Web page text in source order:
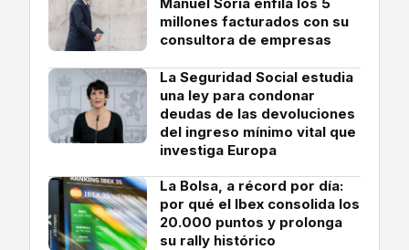
millones facturados con su
consultora de empresas
La Seguridad Social estudia
una ley para condonar
deudas de las devoluciones
del ingreso mínimo vital que
investiga Europa
La Bolsa, a récord por día:
por qué el Ibex consolida los
20.000 puntos y prolonga
su rally histórico